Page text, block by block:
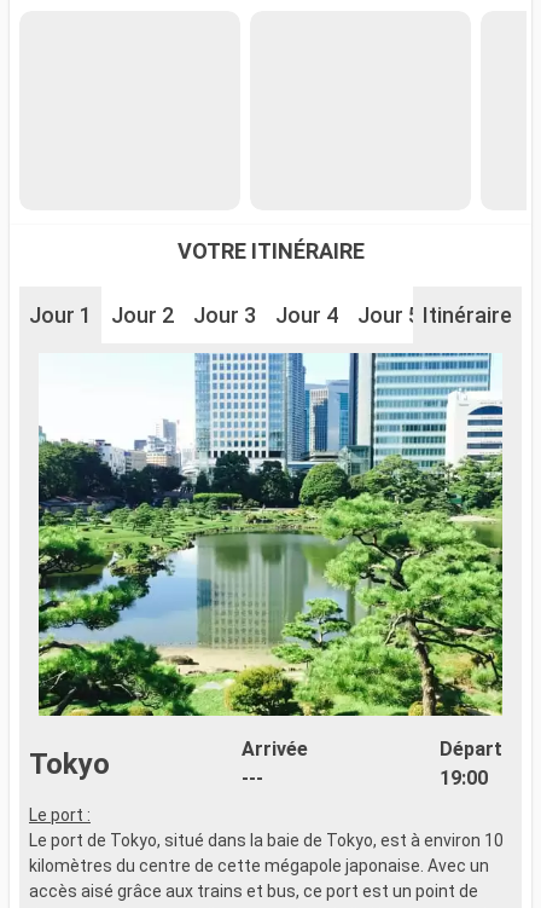
VOTRE ITINÉRAIRE
Jour 1 Jour 2 Jour 3 Jour 4 Jour 5 Jour 6
Itinéraire
Tokyo
Arrivée
---
Départ
19:00
Le port :
Le port de Tokyo, situé dans la baie de Tokyo, est à environ 10
kilomètres du centre de cette mégapole japonaise. Avec un
accès aisé grâce aux trains et bus, ce port est un point de